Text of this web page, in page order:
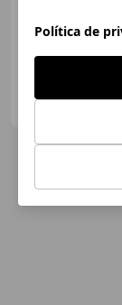
INTEGRAL
ES-28914
Política de